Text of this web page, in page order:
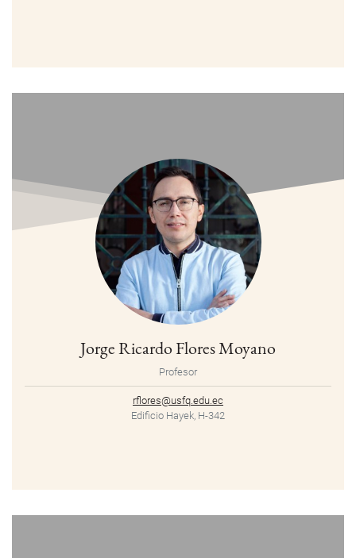
Jorge Ricardo Flores Moyano
Profesor
rflores@usfq.edu.ec
Edificio Hayek, H-342